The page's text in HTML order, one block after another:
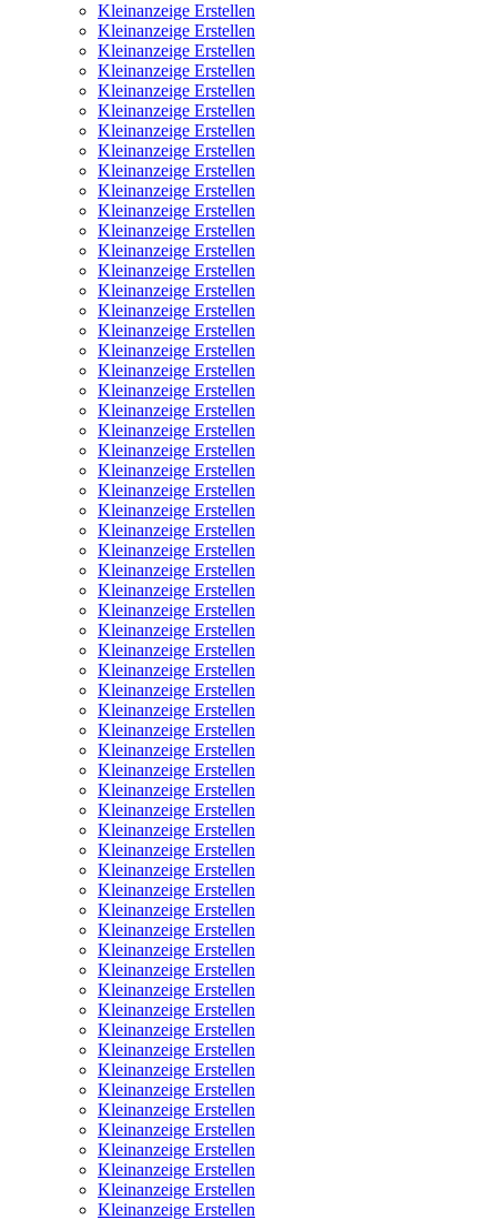
Kleinanzeige Erstellen
Kleinanzeige Erstellen
Kleinanzeige Erstellen
Kleinanzeige Erstellen
Kleinanzeige Erstellen
Kleinanzeige Erstellen
Kleinanzeige Erstellen
Kleinanzeige Erstellen
Kleinanzeige Erstellen
Kleinanzeige Erstellen
Kleinanzeige Erstellen
Kleinanzeige Erstellen
Kleinanzeige Erstellen
Kleinanzeige Erstellen
Kleinanzeige Erstellen
Kleinanzeige Erstellen
Kleinanzeige Erstellen
Kleinanzeige Erstellen
Kleinanzeige Erstellen
Kleinanzeige Erstellen
Kleinanzeige Erstellen
Kleinanzeige Erstellen
Kleinanzeige Erstellen
Kleinanzeige Erstellen
Kleinanzeige Erstellen
Kleinanzeige Erstellen
Kleinanzeige Erstellen
Kleinanzeige Erstellen
Kleinanzeige Erstellen
Kleinanzeige Erstellen
Kleinanzeige Erstellen
Kleinanzeige Erstellen
Kleinanzeige Erstellen
Kleinanzeige Erstellen
Kleinanzeige Erstellen
Kleinanzeige Erstellen
Kleinanzeige Erstellen
Kleinanzeige Erstellen
Kleinanzeige Erstellen
Kleinanzeige Erstellen
Kleinanzeige Erstellen
Kleinanzeige Erstellen
Kleinanzeige Erstellen
Kleinanzeige Erstellen
Kleinanzeige Erstellen
Kleinanzeige Erstellen
Kleinanzeige Erstellen
Kleinanzeige Erstellen
Kleinanzeige Erstellen
Kleinanzeige Erstellen
Kleinanzeige Erstellen
Kleinanzeige Erstellen
Kleinanzeige Erstellen
Kleinanzeige Erstellen
Kleinanzeige Erstellen
Kleinanzeige Erstellen
Kleinanzeige Erstellen
Kleinanzeige Erstellen
Kleinanzeige Erstellen
Kleinanzeige Erstellen
Kleinanzeige Erstellen